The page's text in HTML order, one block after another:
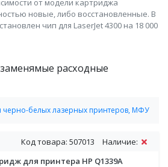
от модели картриджа
новые, либо восстановленные. В
чип для LaserJet 4300 на 18 000
расходные
черно-белых лазерных принтеров, МФУ
Код товара: 507013
Наличие:
для принтера HP Q1339A